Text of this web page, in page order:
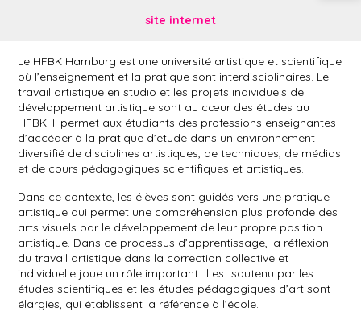
site internet
Le HFBK Hamburg est une université artistique et scientifique
où l’enseignement et la pratique sont interdisciplinaires. Le
travail artistique en studio et les projets individuels de
développement artistique sont au cœur des études au
HFBK. Il permet aux étudiants des professions enseignantes
d’accéder à la pratique d’étude dans un environnement
diversifié de disciplines artistiques, de techniques, de médias
et de cours pédagogiques scientifiques et artistiques.
Dans ce contexte, les élèves sont guidés vers une pratique
artistique qui permet une compréhension plus profonde des
arts visuels par le développement de leur propre position
artistique. Dans ce processus d’apprentissage, la réflexion
du travail artistique dans la correction collective et
individuelle joue un rôle important. Il est soutenu par les
études scientifiques et les études pédagogiques d’art sont
élargies, qui établissent la référence à l’école.